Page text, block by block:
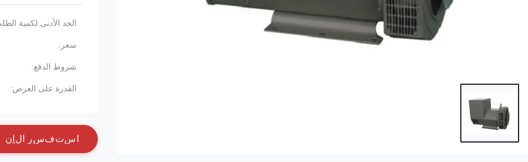
الحد الأدنى لكمية
سعر:
شروط الدفع:
القدرة على العرض:
ستفسر ل ن